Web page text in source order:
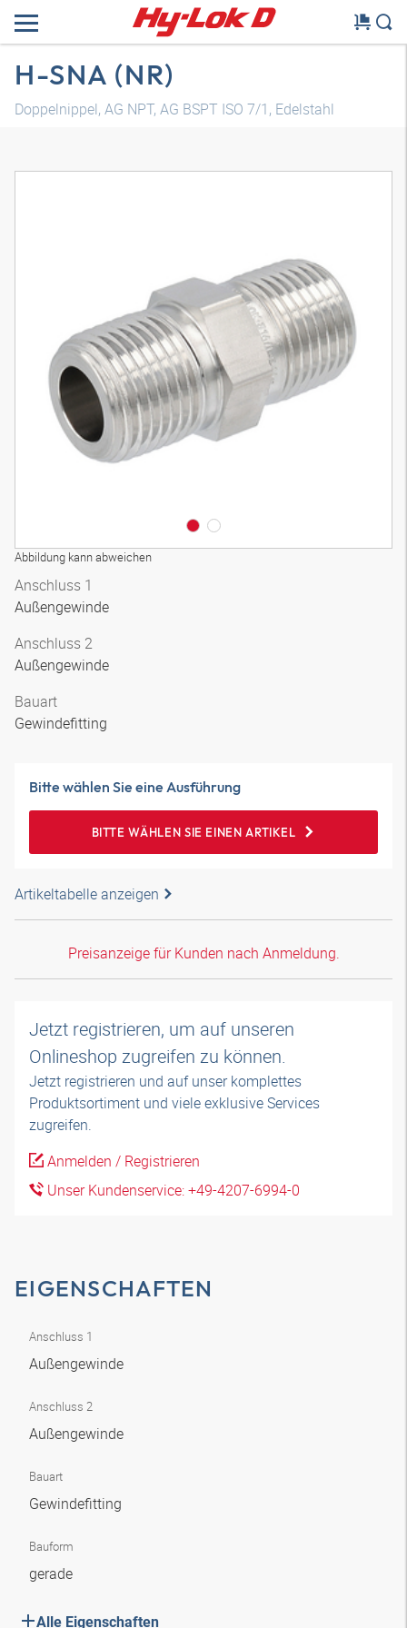
H-SNA (NR)
Doppelnippel, AG NPT, AG BSPT ISO 7/1, Edelstahl
Abbildung kann abweichen
Anschluss 1
Außengewinde
Anschluss 2
Außengewinde
Bauart
Gewindefitting
Bitte wählen Sie eine Ausführung
BITTE WÄHLEN SIE EINEN ARTIKEL
Artikeltabelle anzeigen
Preisanzeige für Kunden nach Anmeldung.
Jetzt registrieren, um auf unseren
Onlineshop zugreifen zu können.
Jetzt registrieren und auf unser komplettes
Produktsortiment und viele exklusive Services
zugreifen.
Anmelden / Registrieren
Unser Kundenservice: +49-4207-6994-0
EIGENSCHAFTEN
Anschluss 1
Außengewinde
Anschluss 2
Außengewinde
Bauart
Gewindefitting
Bauform
gerade
Alle Eigenschaften